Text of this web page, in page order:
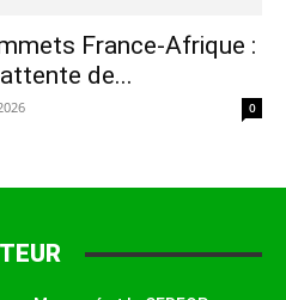
France-Afrique :
de...
0